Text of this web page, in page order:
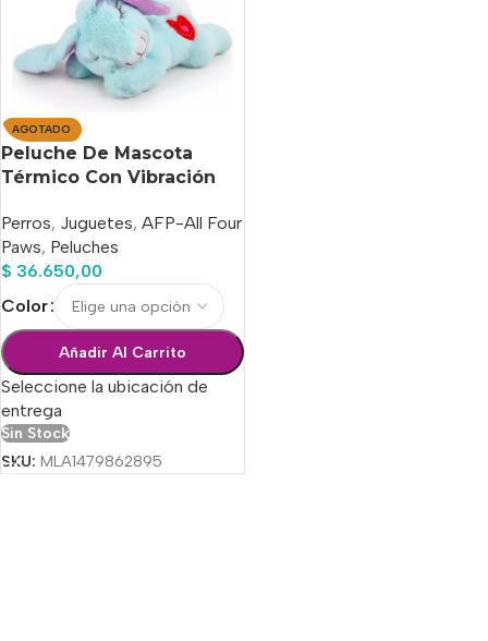
AGOTADO
Peluche De Mascota
Térmico Con Vibración
Perros, Juguetes, AFP-All Four
Paws, Peluches
$ 36.650,00
Color
Añadir Al Carrito
Seleccione la ubicación de
entrega
Sin Stock
SKU: MLA1479862895